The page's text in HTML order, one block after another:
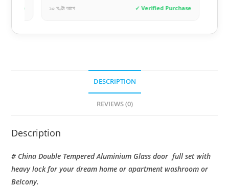
১০ ঘণ্টা আগে ✓ Verified Purchase
DESCRIPTION
REVIEWS (0)
Description
# China Double Tempered Aluminium Glass door full set with
heavy lock for your dream home or apartment washroom or
Belcony.